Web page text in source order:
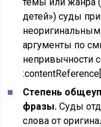
детей») суды
аргументы по
непривычности
Степень
фразы. Суды
слова от